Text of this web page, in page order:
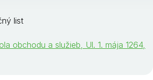
list
obchodu a služieb, Ul. 1. mája 1264,